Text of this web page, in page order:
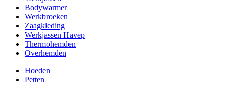
Bodywarmer
Werkbroeken
Zaagkleding
Werkjassen Havep
Thermohemden
Overhemden
Hoeden
Petten